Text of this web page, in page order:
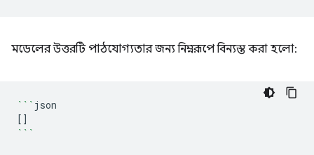
মডেলের উত্তরটি পাঠযোগ্যতার জন্য নিম্নরূপে বিন্যস্ত করা হলো:
```
[]
```